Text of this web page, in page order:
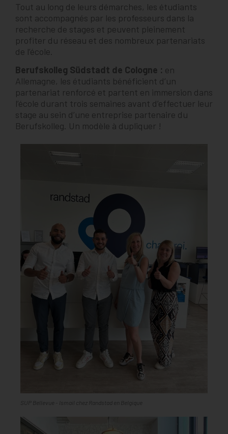
Tout au long de leurs démarches, les étudiants
sont accompagnés par les professeurs dans la
recherche de stages et peuvent pleinement
profiter du réseau et des nombreux partenariats
de l’école.
Berufskolleg Südstadt de Cologne : en
Allemagne, les étudiants bénéficient d’un
partenariat renforcé et partent en immersion dans
l’école durant trois semaines avant d’effectuer leur
stage au sein d’une entreprise partenaire du
Berufskolleg. Un modèle à dupliquer !
SUP Bellevue - Ismail chez Randstad en Belgique